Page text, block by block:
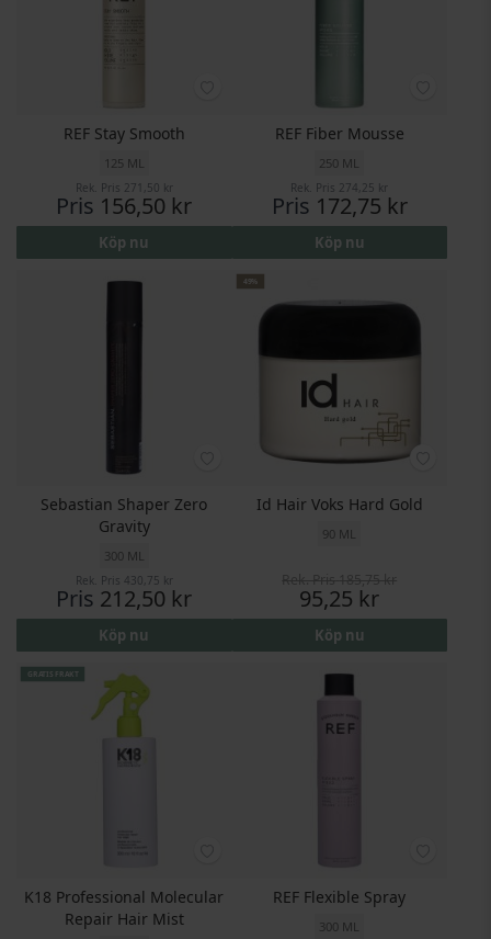
REF Stay Smooth
125 ML
Rek. Pris 271,50 kr
Pris 156,50 kr
Köp nu
REF Fiber Mousse
250 ML
Rek. Pris 274,25 kr
Pris 172,75 kr
Köp nu
Sebastian Shaper Zero
Gravity
300 ML
Rek. Pris 430,75 kr
Pris 212,50 kr
Köp nu
49%
Id Hair Voks Hard Gold
90 ML
Pris
95,25 kr
Köp nu
GRATIS FRAKT
K18 Professional Molecular
Repair Hair Mist
REF Flexible Spray
300 ML